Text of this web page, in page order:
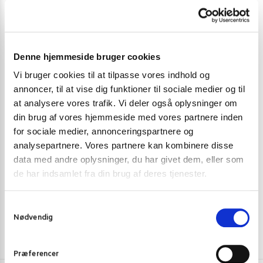
Denne hjemmeside bruger cookies
Vi bruger cookies til at tilpasse vores indhold og
annoncer, til at vise dig funktioner til sociale medier og til
at analysere vores trafik. Vi deler også oplysninger om
din brug af vores hjemmeside med vores partnere inden
for sociale medier, annonceringspartnere og
analysepartnere. Vores partnere kan kombinere disse
data med andre oplysninger, du har givet dem, eller som
de har indsamlet fra din brug af deres tjenester.
Nødvendig
Præferencer
Boba frugtperler med lemon 3,2 kg.
239,00kr.
Tilføj til kurv
69,00